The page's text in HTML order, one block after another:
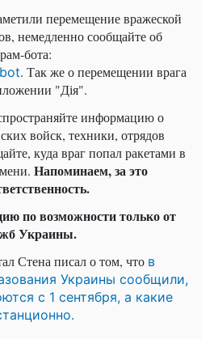
перемещение вражеской
немедленно сообщайте об
бота:
. Так же о перемещении врага
"Дія".
информацию о
войск, техники, отрядов
куда враг попал ракетами в
Напоминаем, за это
по возможности только от
Украины.
Стена писал о том, что в
Украины сообщили,
с 1 сентября, а какие